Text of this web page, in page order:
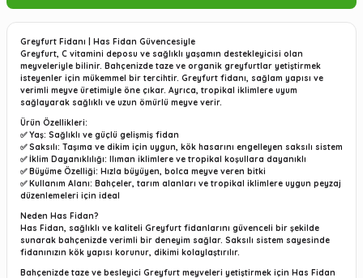
Greyfurt Fidanı | Has Fidan Güvencesiyle
Greyfurt, C vitamini deposu ve sağlıklı yaşamın destekleyicisi olan
meyveleriyle bilinir. Bahçenizde taze ve organik greyfurtlar yetiştirmek
isteyenler için mükemmel bir tercihtir. Greyfurt fidanı, sağlam yapısı ve
verimli meyve üretimiyle öne çıkar. Ayrıca, tropikal iklimlere uyum
sağlayarak sağlıklı ve uzun ömürlü meyve verir.
Ürün Özellikleri:
✅Yaş: Sağlıklı ve güçlü gelişmiş fidan
✅Saksılı: Taşıma ve dikim için uygun, kök hasarını engelleyen saksılı sistem
✅İklim Dayanıklılığı: Ilıman iklimlere ve tropikal koşullara dayanıklı
✅Büyüme Özelliği: Hızla büyüyen, bolca meyve veren bitki
✅Kullanım Alanı: Bahçeler, tarım alanları ve tropikal iklimlere uygun peyzaj
düzenlemeleri için ideal
Neden Has Fidan?
Has Fidan, sağlıklı ve kaliteli Greyfurt fidanlarını güvenceli bir şekilde
sunarak bahçenizde verimli bir deneyim sağlar. Saksılı sistem sayesinde
fidanınızın kök yapısı korunur, dikimi kolaylaştırılır.
Bahçenizde taze ve besleyici Greyfurt meyveleri yetiştirmek için Has Fidan